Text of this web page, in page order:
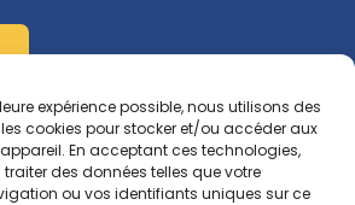
expérience possible, nous utilisons des
cookies pour stocker et/ou accéder aux
En acceptant ces technologies,
des données telles que votre
ou vos identifiants uniques sur ce